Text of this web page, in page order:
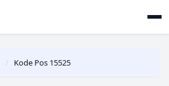
/ Kode Pos 15525